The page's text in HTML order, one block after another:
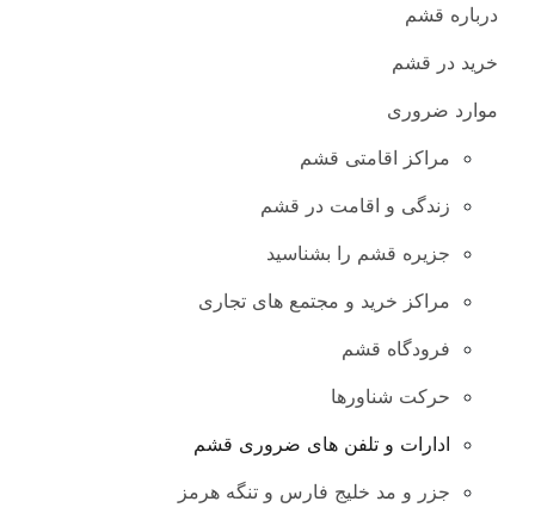
درباره قشم
خرید در قشم
موارد ضروری
مراکز اقامتی قشم
زندگی و اقامت در قشم
جزیره قشم را بشناسید
مراکز خرید و مجتمع های تجاری
فرودگاه قشم
حرکت شناورها
ادارات و تلفن های ضروری قشم
جزر و مد خلیج فارس و تنگه هرمز